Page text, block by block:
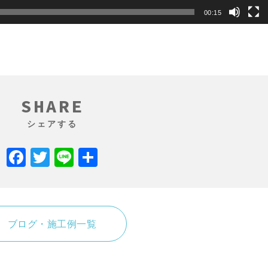
00:15
SHARE
シェアする
Facebook
Twitter
Line
ブログ・施工例一覧